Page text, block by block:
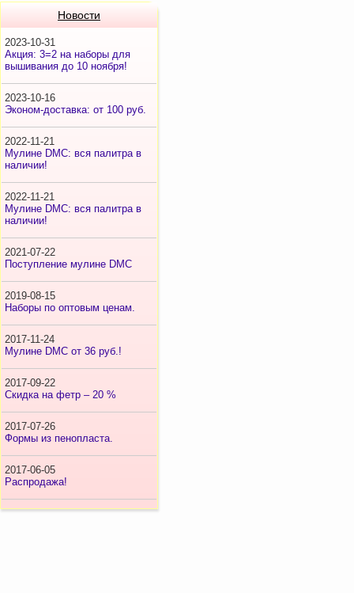
Новости
2023-10-31
Акция: 3=2 на наборы для
вышивания до 10 ноября!
2023-10-16
Эконом-доставка: от 100 руб.
2022-11-21
Мулине DMC: вся палитра в
наличии!
2022-11-21
Мулине DMC: вся палитра в
наличии!
2021-07-22
Поступление мулине DMC
2019-08-15
Наборы по оптовым ценам.
2017-11-24
Мулине DMC от 36 руб.!
2017-09-22
Скидка на фетр – 20 %
2017-07-26
Формы из пенопласта.
2017-06-05
Распродажа!